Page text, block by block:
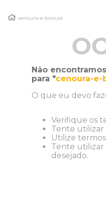
cenoura-e-bronze
Não
para "cenoura-e-
O que eu devo
Verifique os
Tente utilizar
Utilize
Tente utilizar
desejado.